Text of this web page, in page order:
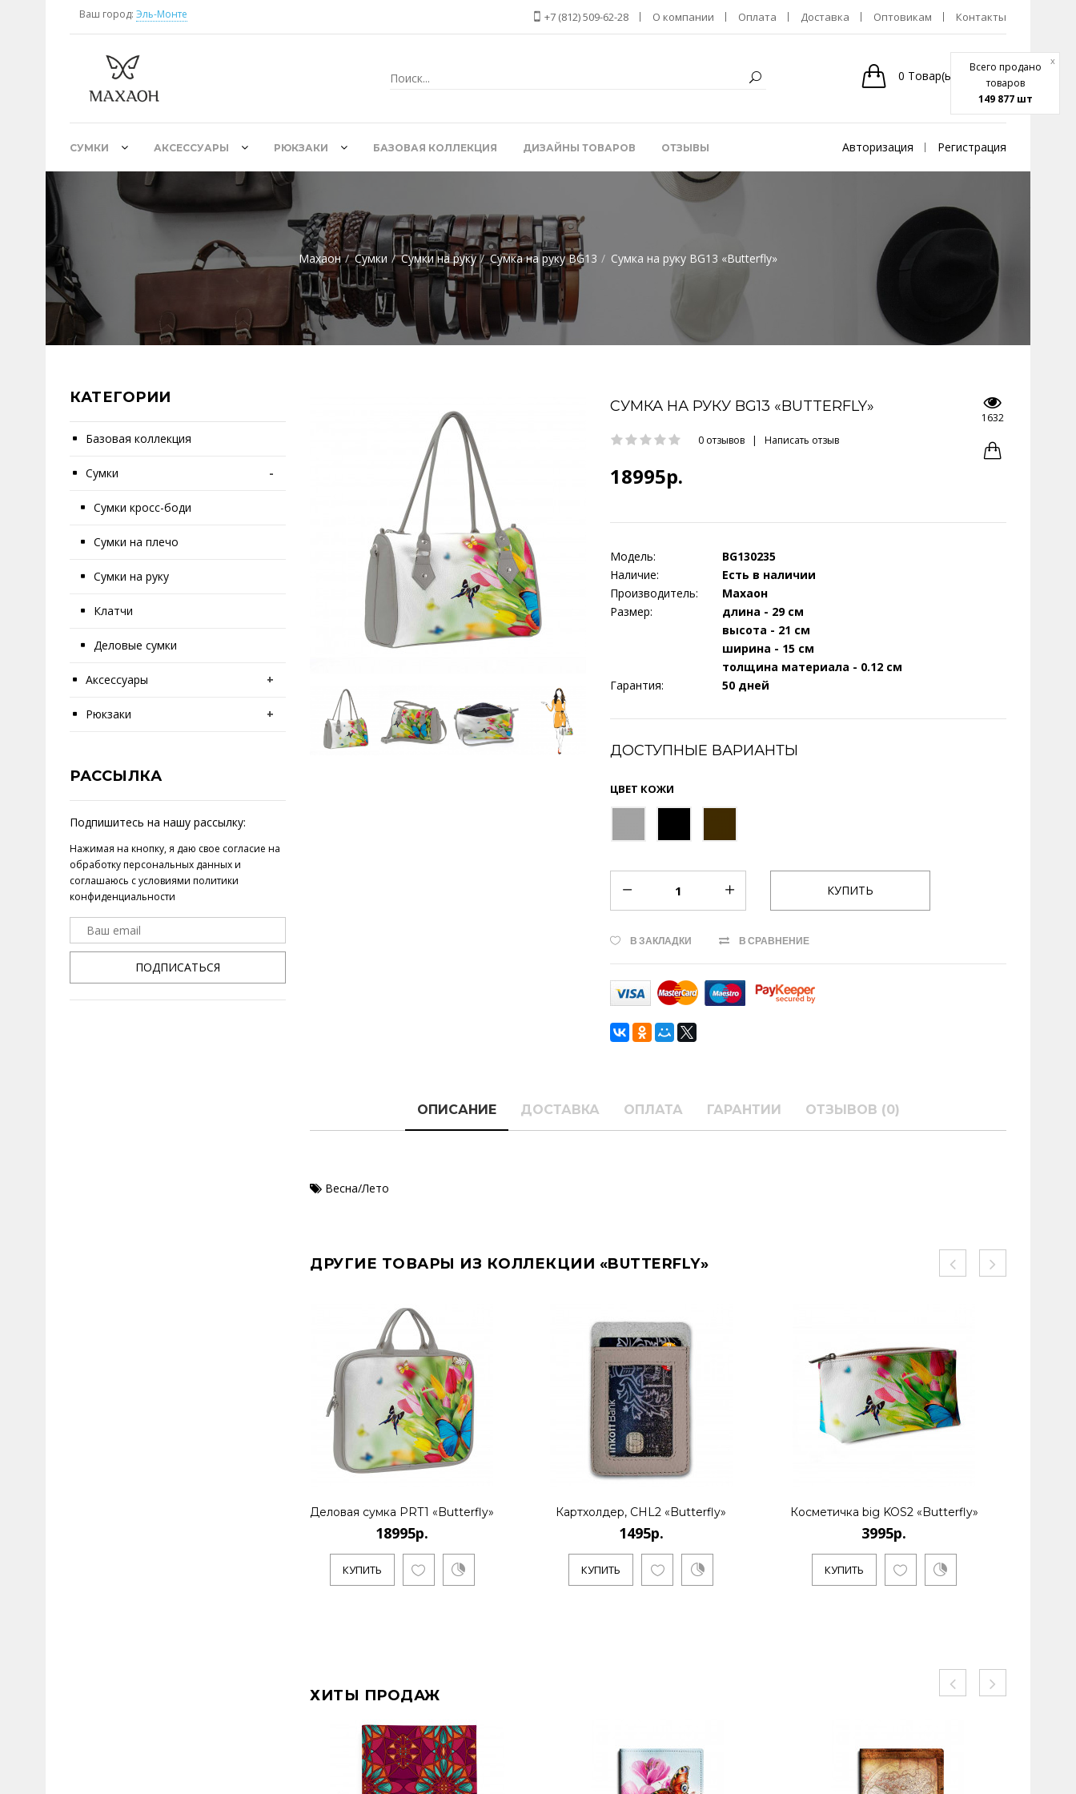
Всего продано
товаров
149 877 шт
x
Ваш город: Эль-Монте +7 (812) 509-62-28 О компании Оплата Доставка Оптовикам Контакты
0 Товар(ы) 0р.
СУМКИ АКСЕССУАРЫ РЮКЗАКИ БАЗОВАЯ КОЛЛЕКЦИЯ ДИЗАЙНЫ ТОВАРОВ ОТЗЫВЫ Авторизация Регистрация
Махаон Сумки Сумки на руку Сумка на руку BG13 Сумка на руку BG13 «Butterfly»
КАТЕГОРИИ
Базовая коллекция
Сумки -
Сумки кросс-боди
Сумки на плечо
Сумки на руку
Клатчи
Деловые сумки
Аксессуары +
Рюкзаки +
РАССЫЛКА
Подпишитесь на нашу рассылку:
Нажимая на кнопку, я даю свое согласие на
обработку персональных данныхи
соглашаюсь с условиями политики
конфиденциальности
ПОДПИСАТЬСЯ
СУМКА НА РУКУ BG13 «BUTTERFLY»
0 отзывов | Написать отзыв
18995р.
1632
Модель:
BG130235
Наличие:
Есть в наличии
Производитель:
Махаон
Размер:
длина - 29 см
высота - 21 см
ширина - 15 см
толщина материала - 0.12 см
Гарантия:
50 дней
ДОСТУПНЫЕ ВАРИАНТЫ
ЦВЕТ КОЖИ
В ЗАКЛАДКИ В СРАВНЕНИЕ
ОПИСАНИЕ ДОСТАВКА ОПЛАТА ГАРАНТИИ ОТЗЫВОВ (0)
Весна/Лето
ДРУГИЕ ТОВАРЫ ИЗ КОЛЛЕКЦИИ «BUTTERFLY»
Деловая сумка PRT1 «Butterfly»
18995р.
КУПИТЬ
Картхолдер, CHL2 «Butterfly»
1495р.
КУПИТЬ
Косметичка big KOS2 «Butterfly»
3995р.
КУПИТЬ
ХИТЫ ПРОДАЖ